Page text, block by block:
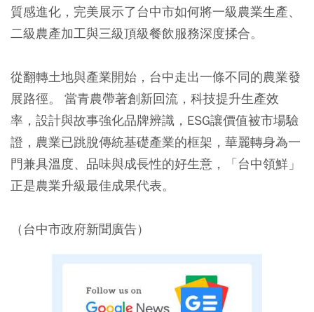
質感進化，完美展示了台中市如何將一級農業生產、
二級農產加工與三級頂級餐飲服務深度揉合。
從翻轉土地與產業開始，台中走出一條不同的農業發
展路徑。 當青農帶著創新回流，科技提升生產效
率，設計與故事強化品牌辨識，ESG讓價值被市場驗
證，農業已跳脫傳統基礎產業的框架，華麗轉身為一
門兼具溫度、品味與成長性的好生意，「台中領鮮」
正是農業升級最佳成果代表。
（台中市政府新聞廣告）